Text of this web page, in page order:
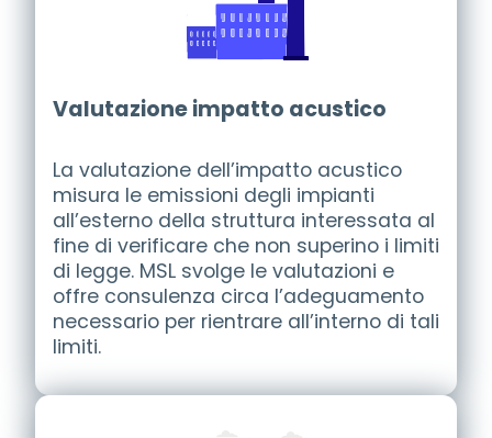
Valutazione impatto acustico
La valutazione dell’impatto acustico
misura le emissioni degli impianti
all’esterno della struttura interessata al
fine di verificare che non superino i limiti
di legge. MSL svolge le valutazioni e
offre consulenza circa l’adeguamento
necessario per rientrare all’interno di tali
limiti.